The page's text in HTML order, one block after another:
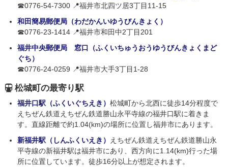
☎0776-54-7300 📍福井市北四ツ居3丁目11-15
和田簡易郵便局（わだかんいゆうびんきょく）
☎0776-23-1414 📍福井市和田中2丁目201
福井中央郵便局 窓口（ふくいちゅうおうゆうびんきょくまど
ぐち）
☎0776-24-0259 📍福井市大手3丁目1-28
松城町の最寄り駅
福井口駅（ふくいぐちえき） 松城町から北西に徒歩14分程度で
えちぜん鉄道えちぜん鉄道勝山永平寺線の福井口駅に着きま
す。直線距離で約1.04(km)の場所に位置し福井市にあります。
新福井駅（しんふくいえき）
えちぜん鉄道えちぜん鉄道勝山永
平寺線の新福井駅は福井市にあり、西方向に1.14(km)行った場
所に位置しています。徒歩16分以上が想定されます。